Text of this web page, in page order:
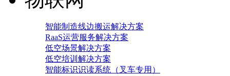
智能制造线边搬运解决方案
RaaS运营服务解决方案
低空场景解决方案
低空培训解决方案
智能标识识读系统（叉车专用）